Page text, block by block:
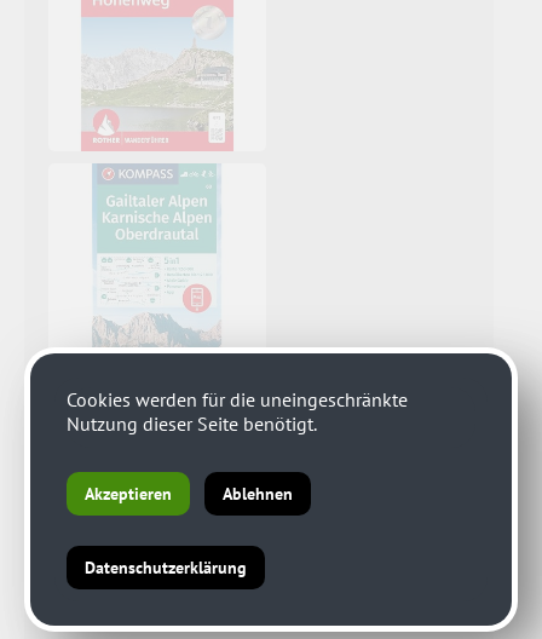
Cookies werden für die uneingeschränkte
Nutzung dieser Seite benötigt.
Akzeptieren Ablehnen
Datenschutzerklärung